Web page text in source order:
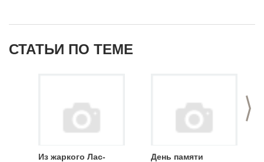
СТАТЬИ ПО ТЕМЕ
>
Из жаркого Лас-
День памяти